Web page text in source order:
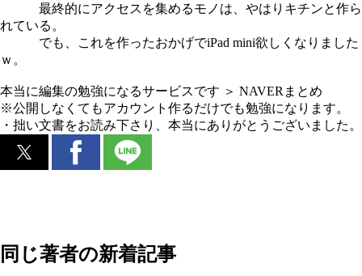
最終的にアクセスを集めるモノは、やはりキチンと作ら
れている。
でも、これを作ったおかげでiPad mini欲しくなりました
ｗ。
本当に編集の勉強になるサービスです ＞ NAVERまとめ
※公開しなくてもアカウント作るだけでも勉強になります。
・拙い文書をお読み下さり、本当にありがとうございました。
同じ著者の新着記事